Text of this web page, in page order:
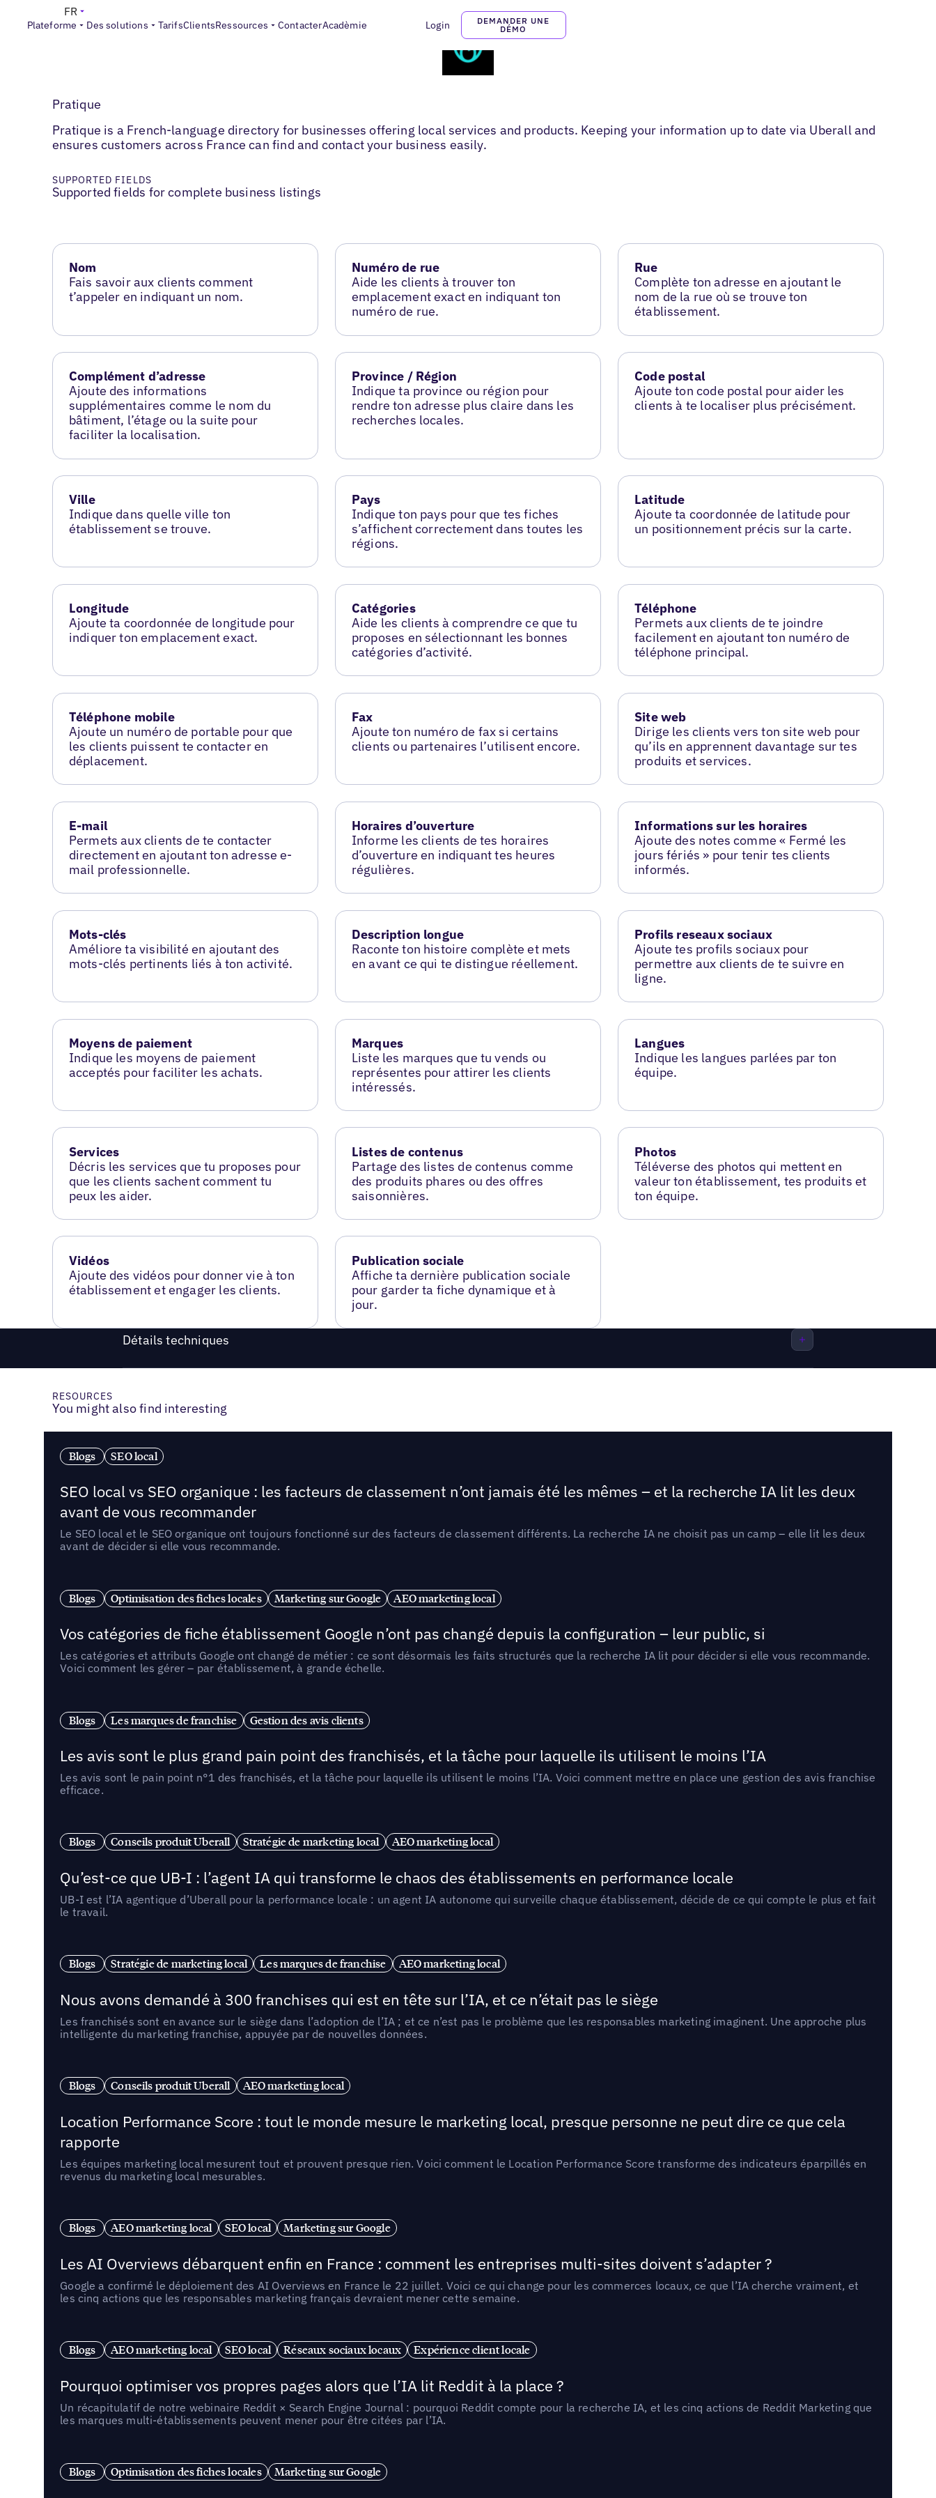
Plateforme Des solutions TarifsClientsRessources ContacterAcadèmie Login
DEMANDER UNE
DÉMO
FR
Pratique
Pratique is a French-language directory for businesses offering local services and products. Keeping your information up to date via Uberall and
ensures customers across France can find and contact your business easily.
SUPPORTED FIELDS
Supported fields for complete business listings
Nom
Fais savoir aux clients comment
t’appeler en indiquant un nom.
Numéro de rue
Aide les clients à trouver ton
emplacement exact en indiquant ton
numéro de rue.
Rue
Complète ton adresse en ajoutant le
nom de la rue où se trouve ton
établissement.
Complément d’adresse
Ajoute des informations
supplémentaires comme le nom du
bâtiment, l’étage ou la suite pour
faciliter la localisation.
Province / Région
Indique ta province ou région pour
rendre ton adresse plus claire dans les
recherches locales.
Code postal
Ajoute ton code postal pour aider les
clients à te localiser plus précisément.
Ville
Indique dans quelle ville ton
établissement se trouve.
Pays
Indique ton pays pour que tes fiches
s’affichent correctement dans toutes les
régions.
Latitude
Ajoute ta coordonnée de latitude pour
un positionnement précis sur la carte.
Longitude
Ajoute ta coordonnée de longitude pour
indiquer ton emplacement exact.
Catégories
Aide les clients à comprendre ce que tu
proposes en sélectionnant les bonnes
catégories d’activité.
Téléphone
Permets aux clients de te joindre
facilement en ajoutant ton numéro de
téléphone principal.
Téléphone mobile
Ajoute un numéro de portable pour que
les clients puissent te contacter en
déplacement.
Fax
Ajoute ton numéro de fax si certains
clients ou partenaires l’utilisent encore.
Site web
Dirige les clients vers ton site web pour
qu’ils en apprennent davantage sur tes
produits et services.
E-mail
Permets aux clients de te contacter
directement en ajoutant ton adresse e-
mail professionnelle.
Horaires d’ouverture
Informe les clients de tes horaires
d’ouverture en indiquant tes heures
régulières.
Informations sur les horaires
Ajoute des notes comme « Fermé les
jours fériés » pour tenir tes clients
informés.
Mots-clés
Améliore ta visibilité en ajoutant des
mots-clés pertinents liés à ton activité.
Description longue
Raconte ton histoire complète et mets
en avant ce qui te distingue réellement.
Profils reseaux sociaux
Ajoute tes profils sociaux pour
permettre aux clients de te suivre en
ligne.
Moyens de paiement
Indique les moyens de paiement
acceptés pour faciliter les achats.
Marques
Liste les marques que tu vends ou
représentes pour attirer les clients
intéressés.
Langues
Indique les langues parlées par ton
équipe.
Services
Décris les services que tu proposes pour
que les clients sachent comment tu
peux les aider.
Listes de contenus
Partage des listes de contenus comme
des produits phares ou des offres
saisonnières.
Photos
Téléverse des photos qui mettent en
valeur ton établissement, tes produits et
ton équipe.
Vidéos
Ajoute des vidéos pour donner vie à ton
établissement et engager les clients.
Publication sociale
Affiche ta dernière publication sociale
pour garder ta fiche dynamique et à
jour.
Détails techniques
RESOURCES
You might also find interesting
Blogs SEO local
SEO local vs SEO organique : les facteurs de classement n’ont jamais été les mêmes – et la recherche IA lit les deux
avant de vous recommander
Le SEO local et le SEO organique ont toujours fonctionné sur des facteurs de classement différents. La recherche IA ne choisit pas un camp – elle lit les deux
avant de décider si elle vous recommande.
Blogs Optimisation des fiches locales Marketing sur Google AEO marketing local
Vos catégories de fiche établissement Google n’ont pas changé depuis la configuration – leur public, si
Les catégories et attributs Google ont changé de métier : ce sont désormais les faits structurés que la recherche IA lit pour décider si elle vous recommande.
Voici comment les gérer – par établissement, à grande échelle.
Blogs Les marques de franchise Gestion des avis clients
Les avis sont le plus grand pain point des franchisés, et la tâche pour laquelle ils utilisent le moins l’IA
Les avis sont le pain point n°1 des franchisés, et la tâche pour laquelle ils utilisent le moins l’IA. Voici comment mettre en place une gestion des avis franchise
efficace.
Blogs Conseils produit Uberall Stratégie de marketing local AEO marketing local
Qu’est-ce que UB-I : l’agent IA qui transforme le chaos des établissements en performance locale
UB-I est l’IA agentique d’Uberall pour la performance locale : un agent IA autonome qui surveille chaque établissement, décide de ce qui compte le plus et fait
le travail.
Blogs Stratégie de marketing local Les marques de franchise AEO marketing local
Nous avons demandé à 300 franchises qui est en tête sur l’IA, et ce n’était pas le siège
Les franchisés sont en avance sur le siège dans l’adoption de l’IA ; et ce n’est pas le problème que les responsables marketing imaginent. Une approche plus
intelligente du marketing franchise, appuyée par de nouvelles données.
Blogs Conseils produit Uberall AEO marketing local
Location Performance Score : tout le monde mesure le marketing local, presque personne ne peut dire ce que cela
rapporte
Les équipes marketing local mesurent tout et prouvent presque rien. Voici comment le Location Performance Score transforme des indicateurs éparpillés en
revenus du marketing local mesurables.
Blogs AEO marketing local SEO local Marketing sur Google
Les AI Overviews débarquent enfin en France : comment les entreprises multi-sites doivent s’adapter ?
Google a confirmé le déploiement des AI Overviews en France le 22 juillet. Voici ce qui change pour les commerces locaux, ce que l’IA cherche vraiment, et
les cinq actions que les responsables marketing français devraient mener cette semaine.
Blogs AEO marketing local SEO local Réseaux sociaux locaux Expérience client locale
Pourquoi optimiser vos propres pages alors que l’IA lit Reddit à la place ?
Un récapitulatif de notre webinaire Reddit × Search Engine Journal : pourquoi Reddit compte pour la recherche IA, et les cinq actions de Reddit Marketing que
les marques multi-établissements peuvent mener pour être citées par l’IA.
Blogs Optimisation des fiches locales Marketing sur Google